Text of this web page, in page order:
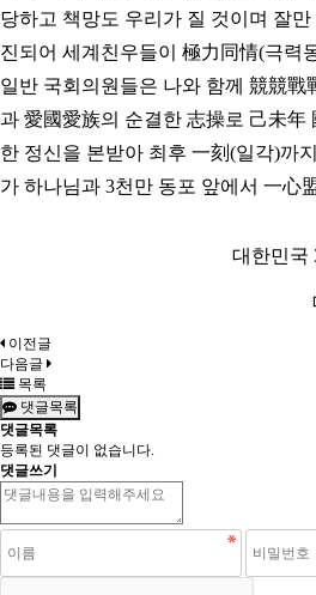
당하고 책망도 우리가 질 것이며 잘
진되어 세계친우들이 極力同情(극력
일반 국회의원들은 나와 함께 競競戰
과 愛國愛族의 순결한 志操로 己未年
한 정신을 본받아 최후 一刻(일각)까
가 하나님과 3천만 동포 앞에서 一心
대한민국
이전글
다음글
목록
댓글목록
댓글목록
등록된 댓글이 없습니다.
댓글쓰기